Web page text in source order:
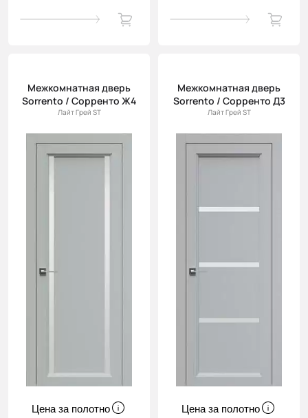
Межкомнатная дверь
Sorrento / Сорренто Ж4
Лайт Грей ST
Цена за полотно
Межкомнатная дверь
Sorrento / Сорренто Д3
Лайт Грей ST
Цена за полотно